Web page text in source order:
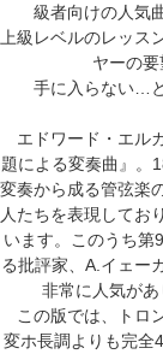
級者向けの人気
上級レベルのレッス
ヤーの要
手に入らない…
エドワード・エル
題による変奏曲』。
変奏から成る管弦楽
人たちを表現してお
います。このうち第
る批評家、A.イェー
非常に人気があ
この版では、トロ
変ホ長調よりも完全